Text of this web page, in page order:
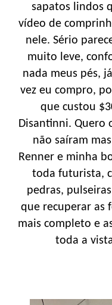
sapatos lindos
vídeo de
nele. Sério
muito leve,
nada meus pés,
vez eu compro,
que custou
Disantinni. Quero
não saíram
Renner e minha
toda futurista,
pedras,
que recuperar as
mais completo e
toda a